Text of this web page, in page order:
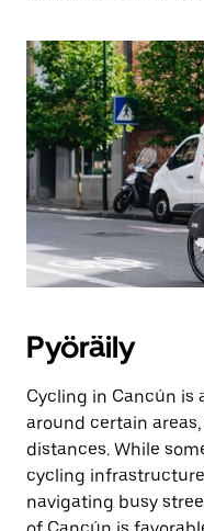
Pyöräily
Cycling in Cancún
around certain
distances. While
cycling
navigating busy